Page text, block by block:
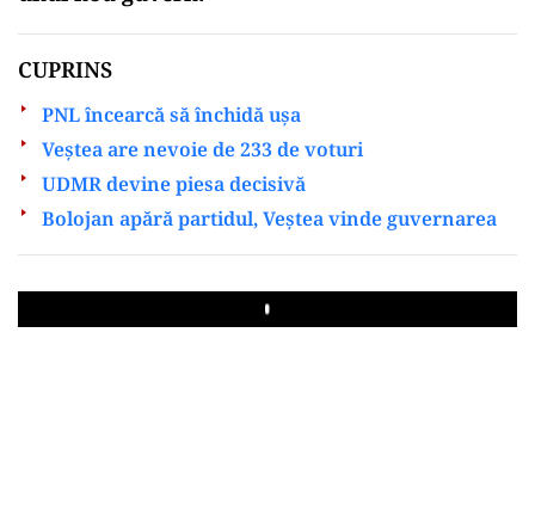
CUPRINS
PNL încearcă să închidă ușa
Veștea are nevoie de 233 de voturi
UDMR devine piesa decisivă
Bolojan apără partidul, Veștea vinde guvernarea
Play